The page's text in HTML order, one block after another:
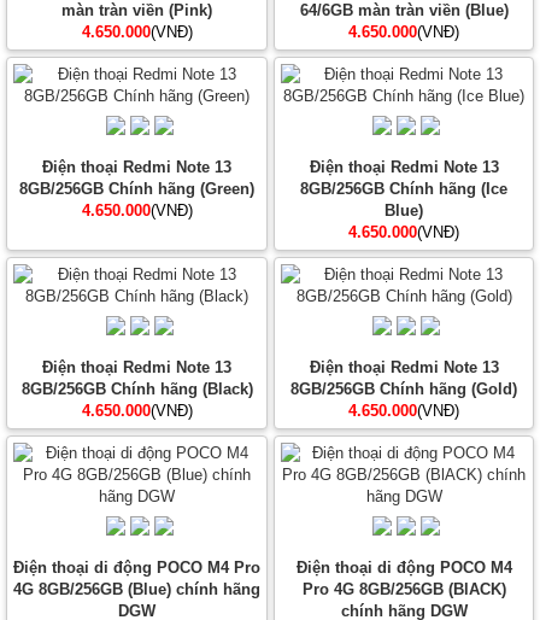
màn tràn viền (Pink)
4.650.000(VNĐ)
64/6GB màn tràn viền (Blue)
4.650.000(VNĐ)
Điện thoại Redmi Note 13
8GB/256GB Chính hãng (Green)
4.650.000(VNĐ)
Điện thoại Redmi Note 13
8GB/256GB Chính hãng (Ice
Blue)
4.650.000(VNĐ)
Điện thoại Redmi Note 13
8GB/256GB Chính hãng (Black)
4.650.000(VNĐ)
Điện thoại Redmi Note 13
8GB/256GB Chính hãng (Gold)
4.650.000(VNĐ)
Điện thoại di động POCO M4 Pro
4G 8GB/256GB (Blue) chính hãng
DGW
Điện thoại di động POCO M4
Pro 4G 8GB/256GB (BlACK)
chính hãng DGW